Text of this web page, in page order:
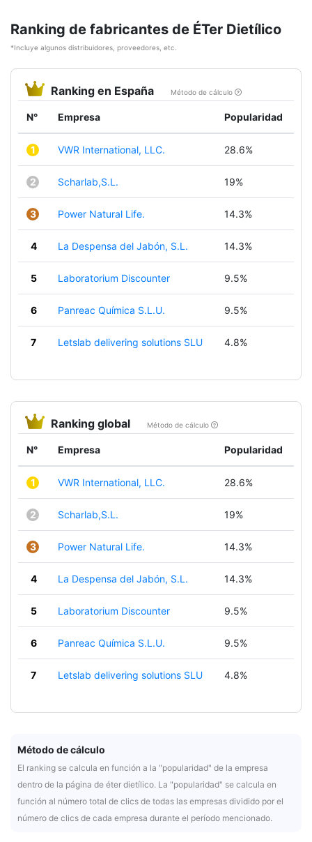
Ranking de fabricantes de ÉTer Dietílico
*Incluye algunos distribuidores, proveedores, etc.
Ranking en España Método de cálculo
N° Empresa Popularidad
1 VWR International, LLC. 28.6%
2 Scharlab,S.L. 19%
3 Power Natural Life. 14.3%
4 La Despensa del Jabón, S.L. 14.3%
5 Laboratorium Discounter 9.5%
6 Panreac Química S.L.U. 9.5%
7 Letslab delivering solutions SLU 4.8%
Ranking global Método de cálculo
N° Empresa Popularidad
1 VWR International, LLC. 28.6%
2 Scharlab,S.L. 19%
3 Power Natural Life. 14.3%
4 La Despensa del Jabón, S.L. 14.3%
5 Laboratorium Discounter 9.5%
6 Panreac Química S.L.U. 9.5%
7 Letslab delivering solutions SLU 4.8%
Método de cálculo
El ranking se calcula en función a la "popularidad" de la empresa
dentro de la página de éter dietílico. La "popularidad" se calcula en
función al número total de clics de todas las empresas dividido por el
número de clics de cada empresa durante el período mencionado.